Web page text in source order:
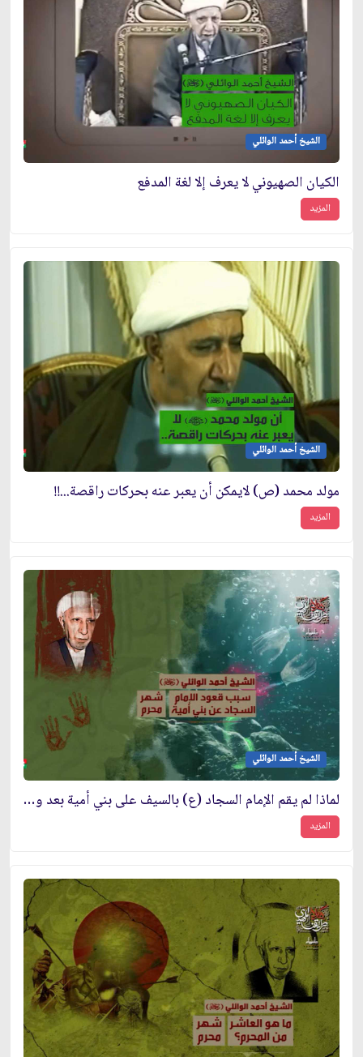
الشيخ أحمد الوائلي
الكيان الصهيوني لا يعرف إلا لغة المدفع
المزيد
الشيخ أحمد الوائلي
مولد محمد (ص) لايمكن أن يعبر عنه بحركات راقصة...!!
المزيد
الشيخ أحمد الوائلي
لماذا لم يقم الإمام السجاد (ع) بالسيف على بني أمية بعد واقعة الطف?
المزيد